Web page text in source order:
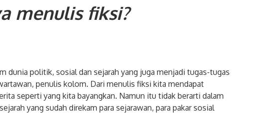
menulis fiksi?
dunia politik, sosial dan sejarah yang juga menjadi tugas-tugas
penulis kolom. Dari menulis fiksi kita mendapat
seperti yang kita bayangkan. Namun itu tidak berarti dalam
yang sudah direkam para sejarawan, para pakar sosial